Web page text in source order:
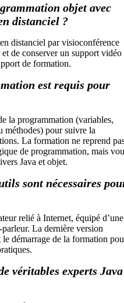
objet avec
distanciel ?
distanciel par visioconférence
de conserver un support vidéo
de formation.
est requis pour
la programmation (variables,
méthodes) pour suivre la
La formation ne reprend
de programmation, mais
Java et objet.
sont nécessaires
relié à Internet, équipé d’une
La dernière version
démarrage de la formation
véritables experts Java